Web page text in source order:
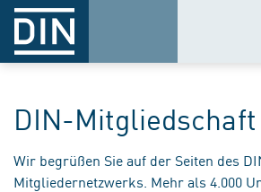
DIN-Mitgliedschaft
Wir begrüßen Sie auf der Seiten des
Mitgliedernetzwerks. Mehr als 4.000